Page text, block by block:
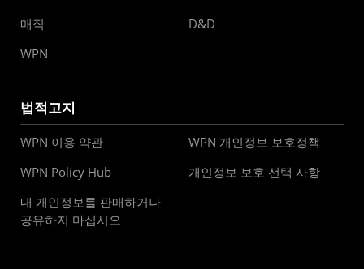
매직
D&D
WPN
법적고지
WPN 이용 약관
WPN 개인정보 보호정책
WPN Policy Hub
개인정보 보호 선택 사항
내 개인정보를 판매하거나
공유하지 마십시오